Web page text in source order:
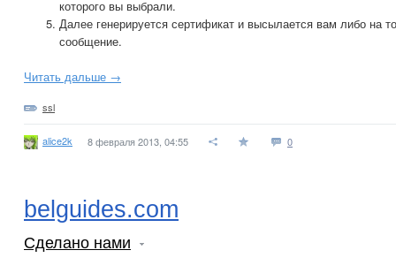
которого вы выбрали.
Далее генерируется сертификат и высылается вам либо на
сообщение.
Читать дальше →
ssl
alice2k 8 февраля 2013, 04:55 0
belguides.com
Сделано нами